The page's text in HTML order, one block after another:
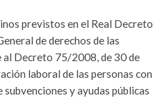
previstos en el Real Decreto
de derechos de las
al Decreto 75/2008, de 30 de
laboral de las personas con
y ayudas públicas